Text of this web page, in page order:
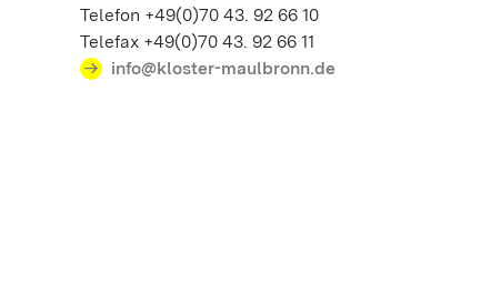
Telefon +49(0)70 43. 92 66 10
Telefax +49(0)70 43. 92 66 11
info@kloster-maulbronn.de